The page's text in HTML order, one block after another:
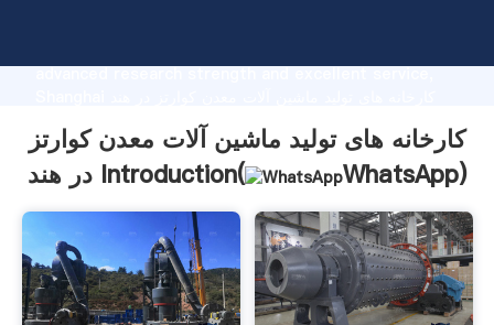
advanced research strength and excellent service,
supplier create the value and bring values to all of
customers.
کارخانه های تولید ماشین آلات معدن کوارتز
در هند Introduction(
WhatsApp)